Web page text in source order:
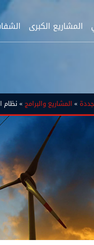
المشاريع الكبرى
» المشاريع والبرامج » نظام